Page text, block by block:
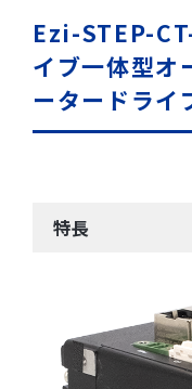
Ezi-STEP-
イブ一体型オ
ータードライ
特長